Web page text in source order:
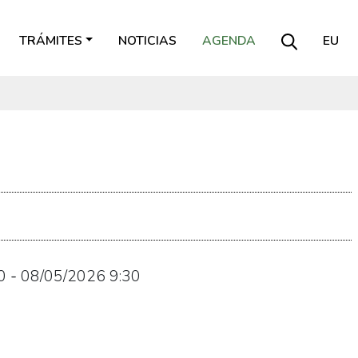
TRÁMITES NOTICIAS AGENDA EU
- 08/05/2026 9:30